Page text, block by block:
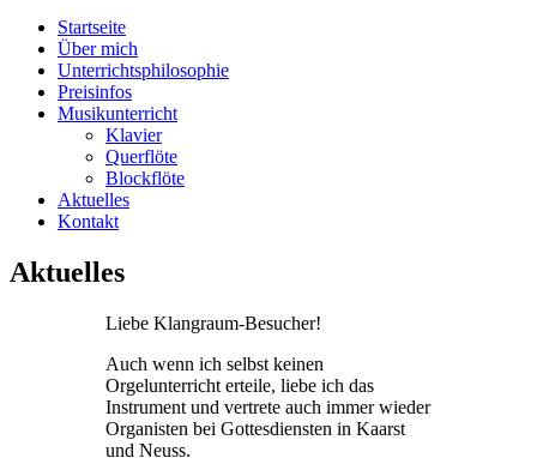
Startseite
Über mich
Unterrichtsphilosophie
Preisinfos
Musikunterricht
Klavier
Querflöte
Blockflöte
Aktuelles
Kontakt
Aktuelles
Liebe Klangraum-Besucher!
Auch wenn ich selbst keinen
Orgelunterricht erteile, liebe ich das
Instrument und vertrete auch immer wieder
Organisten bei Gottesdiensten in Kaarst
und Neuss.